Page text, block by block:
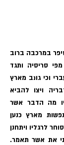
במרכבה ברוב
סריסיה ותגד
וכי גונב מארץ
ויצו להביא
מה הדבר אשר
מארץ כנען
לרגליו ויתחנן
את אשר תאמר.